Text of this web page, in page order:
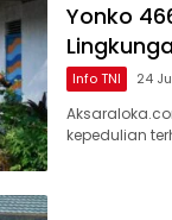
Yonko
Info TNI 24
kepedulian